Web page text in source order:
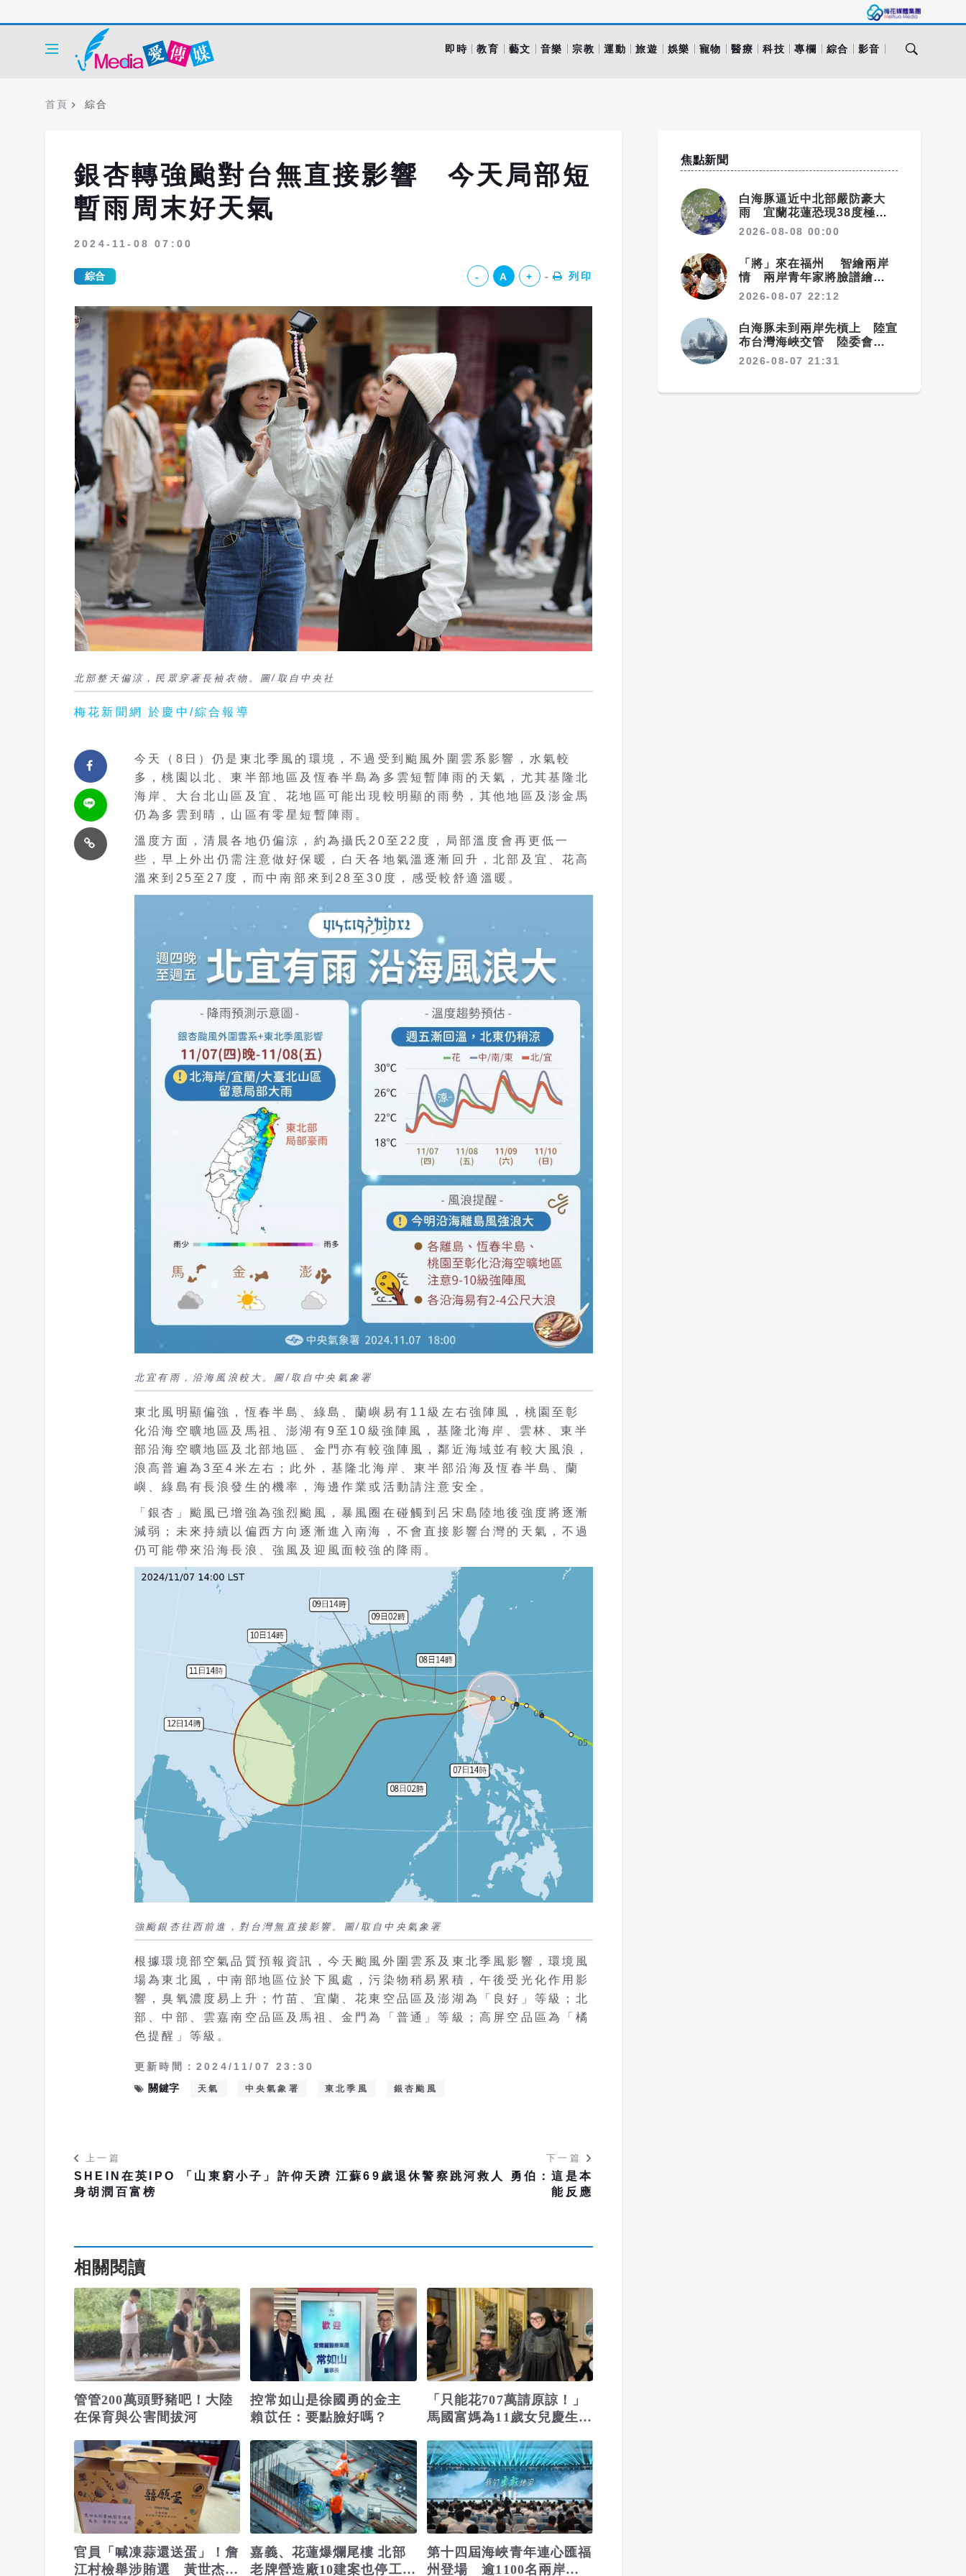
即時 教育 藝文 音樂 宗教 運動 旅遊 娛樂 寵物 醫療 科技 專欄 綜合 影音
首頁 綜合
銀杏轉強颱對台無直接影響 今天局部短
暫雨周末好天氣
2024-11-08 07:00
綜合 - A + 列印
北部整天偏涼，民眾穿著長袖衣物。圖/取自中央社
梅花新聞網 於慶中/綜合報導
今天（8日）仍是東北季風的環境，不過受到颱風外圍雲系影響，水氣較
多，桃園以北、東半部地區及恆春半島為多雲短暫陣雨的天氣，尤其基隆北
海岸、大台北山區及宜、花地區可能出現較明顯的雨勢，其他地區及澎金馬
仍為多雲到晴，山區有零星短暫陣雨。
溫度方面，清晨各地仍偏涼，約為攝氏20至22度，局部溫度會再更低一
些，早上外出仍需注意做好保暖，白天各地氣溫逐漸回升，北部及宜、花高
溫來到25至27度，而中南部來到28至30度，感受較舒適溫暖。
北宜有雨，沿海風浪較大。圖/取自中央氣象署
東北風明顯偏強，恆春半島、綠島、蘭嶼易有11級左右強陣風，桃園至彰
化沿海空曠地區及馬祖、澎湖有9至10級強陣風，基隆北海岸、雲林、東半
部沿海空曠地區及北部地區、金門亦有較強陣風，鄰近海域並有較大風浪，
浪高普遍為3至4米左右；此外，基隆北海岸、東半部沿海及恆春半島、蘭
嶼、綠島有長浪發生的機率，海邊作業或活動請注意安全。
「銀杏」颱風已增強為強烈颱風，暴風圈在碰觸到呂宋島陸地後強度將逐漸
減弱；未來持續以偏西方向逐漸進入南海，不會直接影響台灣的天氣，不過
仍可能帶來沿海長浪、強風及迎風面較強的降雨。
強颱銀杏往西前進，對台灣無直接影響。圖/取自中央氣象署
根據環境部空氣品質預報資訊，今天颱風外圍雲系及東北季風影響，環境風
場為東北風，中南部地區位於下風處，污染物稍易累積，午後受光化作用影
響，臭氧濃度易上升；竹苗、宜蘭、花東空品區及澎湖為「良好」等級；北
部、中部、雲嘉南空品區及馬祖、金門為「普通」等級；高屏空品區為「橘
色提醒」等級。
更新時間：2024/11/07 23:30
關鍵字
天氣 中央氣象署 東北季風 銀杏颱風
上一篇
SHEIN在英IPO 「山東窮小子」許仰天躋
身胡潤百富榜
下一篇
江蘇69歲退休警察跳河救人 勇伯：這是本
能反應
相關閱讀
管管200萬頭野豬吧！大陸
在保育與公害間拔河
控常如山是徐國勇的金主
賴苡任：要點臉好嗎？
「只能花707萬請原諒！」
馬國富媽為11歲女兒慶生送
官員「喊凍蒜還送蛋」！詹
江村檢舉涉賄選 黃世杰競
嘉義、花蓮爆爛尾樓 北部
老牌營造廠10建案也停工...
第十四屆海峽青年連心匯福
州登場 逾1100名兩岸青
焦點新聞
白海豚逼近中北部嚴防豪大
雨 宜蘭花蓮恐現38度極端
高溫
2026-08-08 00:00
「將」來在福州 智繪兩岸
情 兩岸青年家將臉譜繪畫大
賽在福州開幕
2026-08-07 22:12
白海豚未到兩岸先槓上 陸宣
布台灣海峽交管 陸委會：不
勞費心
2026-08-07 21:31